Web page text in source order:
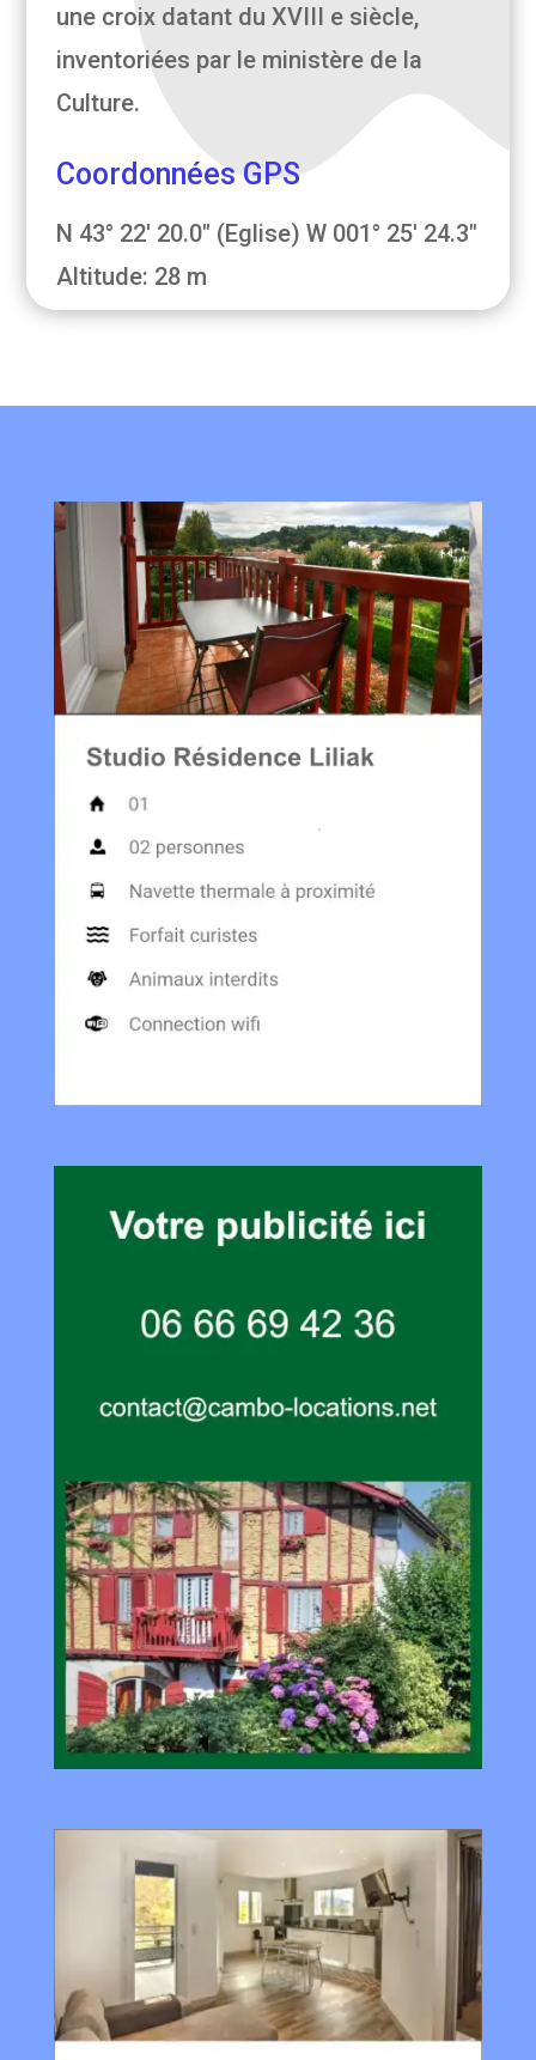
une croix datant du XVIII e siècle,
inventoriées par le ministère de la
Culture.
Coordonnées GPS
N 43° 22' 20.0" (Eglise) W 001° 25' 24.3"
Altitude: 28 m